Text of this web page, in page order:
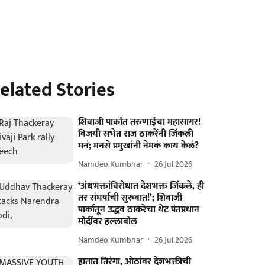
Stories
शिवाजी पार्कात तरुणाईचा महासागर!
विजयी सभेत राज ठाकरेंनी जिंकली
मनं; मनसे प्रमुखांनी नेमकं काय केलं?
Namdeo Kumbhar 26 Jul 2026
‘अंधभक्तांविरोधात देशभक्त जिंकले, ही
तर संघर्षाची सुरुवात!’; शिवाजी
पार्कातून उद्धव ठाकरेंचा थेट पंतप्रधान
मोदींवर हल्लाबोल
Namdeo Kumbhar 26 Jul 2026
हातात तिरंगा, ओठांवर देशभक्तीची